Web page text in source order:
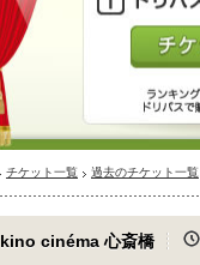
チケット一覧 過去のチケット一覧
kino cinéma 心斎橋